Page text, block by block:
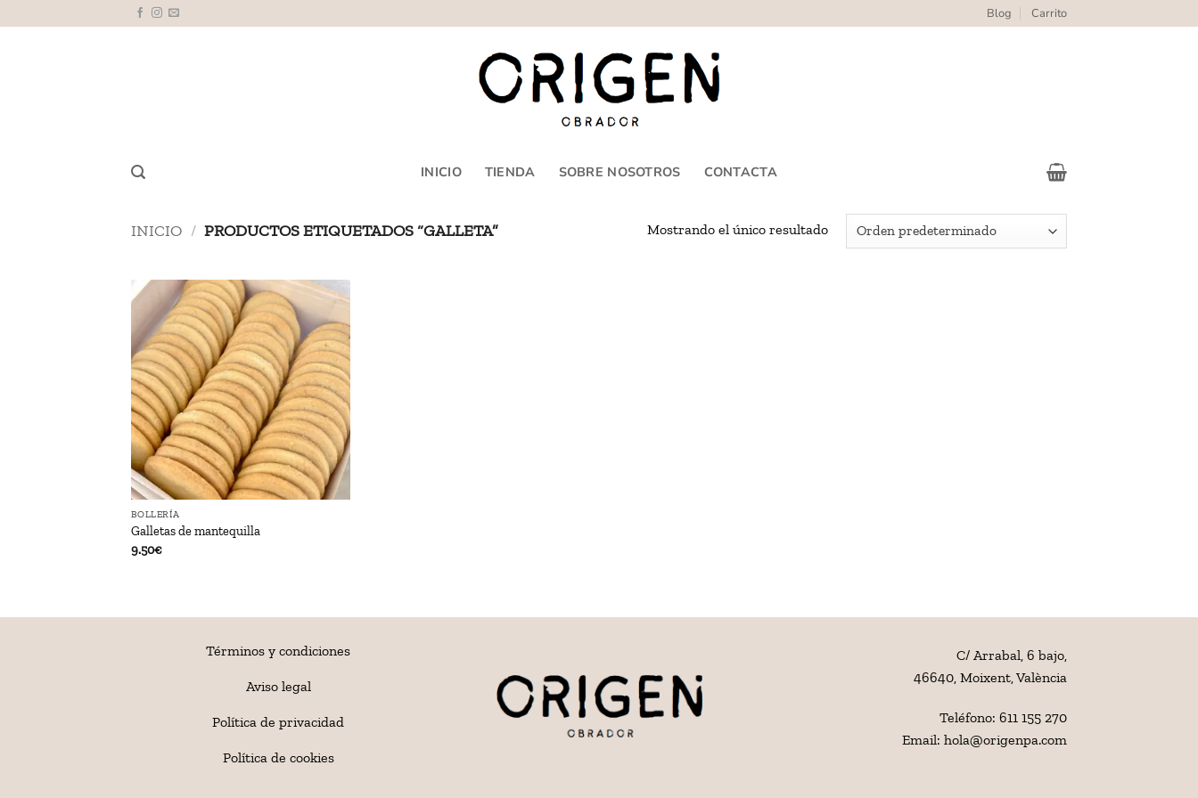
al
Blog Carrito
INICIO TIENDA SOBRE NOSOTROS CONTACTA
INICIO / PRODUCTOS ETIQUETADOS “GALLETA” Mostrando el único resultado
BOLLERÍA
Galletas de mantequilla
9.50€
Términos y condiciones
Aviso legal
Política de privacidad
Política de cookies
C/ Arrabal, 6 bajo,
46640, Moixent, València
Teléfono: 611 155 270
Email: hola@origenpa.com